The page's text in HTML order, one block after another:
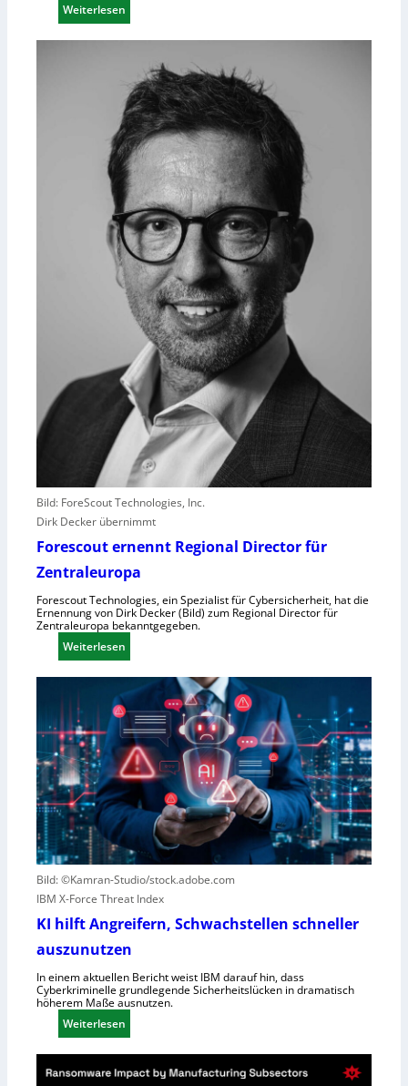
Weiterlesen
M
I
T
-
D
i
e
n
s
t
e
e
r
e
e
b
e
n
V
r
w
ü
f
e
w
e
g
e
n
S
c
h
l
e
c
h
t
l
s
u
g
Bild: ForeScout Technologies, Inc.
Dirk Decker übernimmt
Forescout ernennt Regional Director für
Zentraleuropa
Forescout Technologies, ein Spezialist für Cybersicherheit, hat die
Ernennung von Dirk Decker (Bild) zum Regional Director für
Zentraleuropa bekanntgegeben.
Weiterlesen
F
r
s
c
o
u
t
e
r
n
e
n
t
e
g
Bild: ©Kamran-Studio/stock.adobe.com
IBM X-Force Threat Index
KI hilft Angreifern, Schwachstellen schneller
auszunutzen
In einem aktuellen Bericht weist IBM darauf hin, dass
Cyberkriminelle grundlegende Sicherheitslücken in dramatisch
höherem Maße ausnutzen.
Weiterlesen
K
h